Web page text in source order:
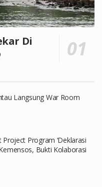
Di
Langsung War Room
Program ‘Deklarasi
Bukti Kolaborasi